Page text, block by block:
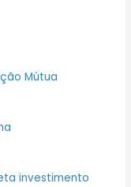
Mútua
investimento